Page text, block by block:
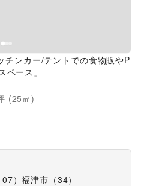
チンカー/テントでの食物販やP
ペース」
(25 ㎡)
）福津市 （34）